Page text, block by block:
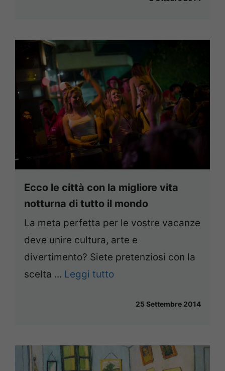
Ecco le città con la migliore vita
notturna di tutto il mondo
La meta perfetta per le vostre vacanze
deve unire cultura, arte e
divertimento? Siete pretenziosi con la
scelta ... Leggi tutto
25 Settembre 2014